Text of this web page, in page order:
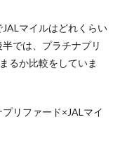
マイルはどれくらい
では、プラチナプリ
るか比較をしていま
リファード×JALマイ